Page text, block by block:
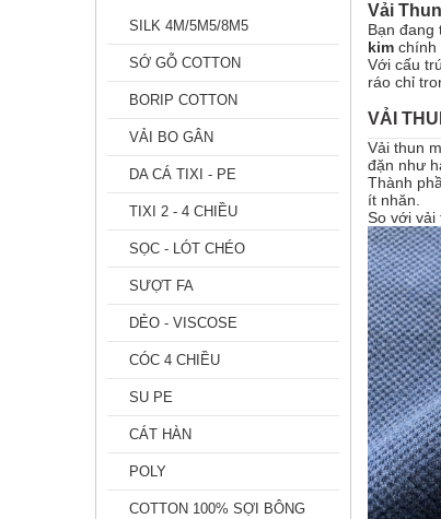
SILK 4M/5M5/8M5
SỚ GỖ COTTON
BORIP COTTON
VẢI BO GÂN
DA CÁ TIXI - PE
TIXI 2 - 4 CHIỀU
SỌC - LÓT CHÉO
SƯỢT FA
DẺO - VISCOSE
CÓC 4 CHIỀU
SU PE
CÁT HÀN
POLY
COTTON 100% SỢI BÔNG
Vải
Bạn đang
kim chính
Với cấu
ráo chỉ
VẢI
Vải thun
đặn như
Thành
ít nhăn.
So với vải